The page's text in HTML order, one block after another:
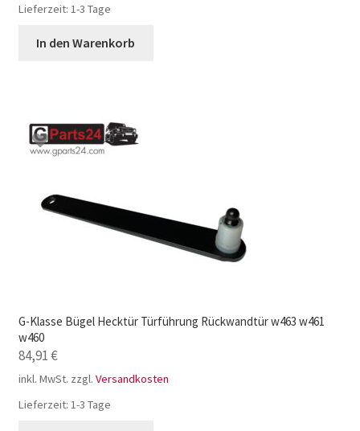
Lieferzeit: 1-3 Tage
In den Warenkorb
G-Klasse Bügel Hecktür Türführung Rückwandtür w463 w461
w460
84,91€
inkl. MwSt. zzgl. Versandkosten
Lieferzeit: 1-3 Tage